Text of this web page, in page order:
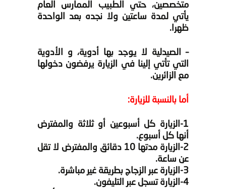
متخصصين، حتي الطبيب الممارس العام
يأتي لمدة ساعتين ولا نجده بعد الواحدة
ظهرا.
– الصيدلية لا يوجد بها أدوية، و الأدوية
التي تأتي إلينا في الزيارة يرفضون دخولها
مع الزائرين.
أما بالنسبة للزيارة:
1-الزيارة كل أسبوعين أو ثلاثة والمفترض
أنها كل أسبوع.
2-الزيارة مدتها 10 دقائق والمفترض لا تقل
عن ساعة.
3-الزيارة عبر الزجاج بطريقة غير مباشرة.
4-الزيارة تسجل عبر التليفون.